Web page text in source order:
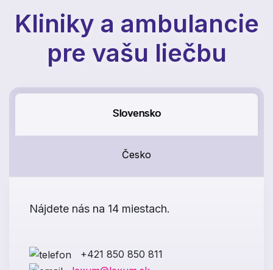
Kliniky a ambulancie
pre vašu liečbu
Slovensko
Česko
Nájdete nás na 14 miestach.
+421 850 850 811